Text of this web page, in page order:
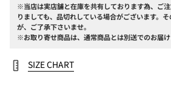
※当店は実店舗と在庫を共有しております為、ご
りましても、品切れしている場合がございます。
が、ご了承下さいませ。
※お取り寄せ商品は、通常商品とは別送でのお届け
SIZE CHART